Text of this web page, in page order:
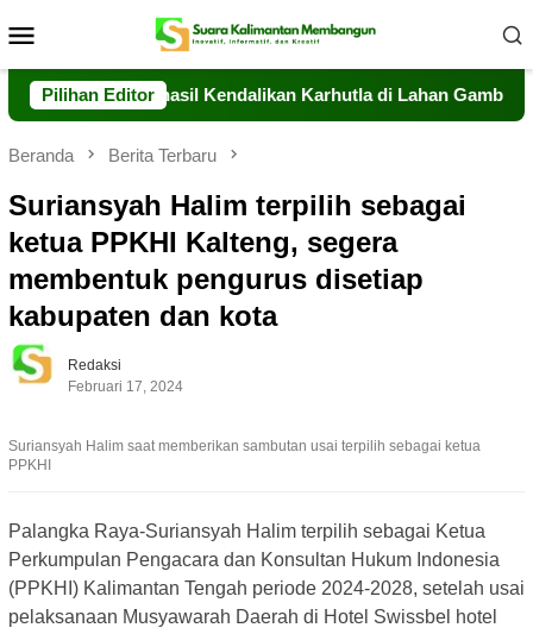
ke
Mobile
Pilihan Editor
Berhasil Kendalikan Karhutla di Lahan Gambut Timpah
Beranda Berita Terbaru
Suriansyah Halim terpilih sebagai
ketua PPKHI Kalteng, segera
membentuk pengurus disetiap
kabupaten dan kota
Redaksi
Februari 17, 2024
Suriansyah Halim saat memberikan sambutan usai terpilih sebagai ketua
PPKHI
Palangka Raya-Suriansyah Halim terpilih sebagai Ketua
Perkumpulan Pengacara dan Konsultan Hukum Indonesia
(PPKHI) Kalimantan Tengah periode 2024-2028, setelah usai
pelaksanaan Musyawarah Daerah di Hotel Swissbel hotel